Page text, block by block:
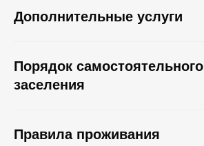
Дополнительные услуги
Порядок самостоятельного
заселения
Правила проживания